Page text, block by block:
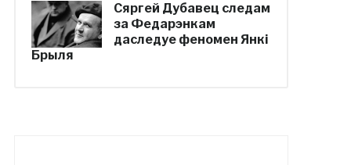
Сяргей Дубавец следам
за Федарэнкам
даследуе феномен Янкі
Брыля